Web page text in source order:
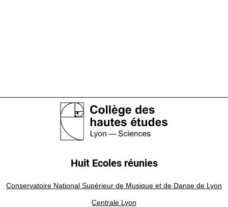
Huit Ecoles réunies
Conservatoire National Supérieur de Musique et de Danse de Lyon
Centrale Lyon